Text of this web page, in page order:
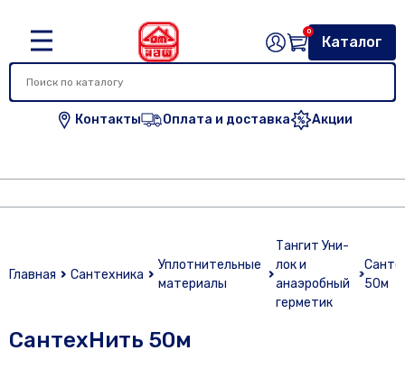
Контакты Оплата и доставка Акции
Каталог
0
Главная Сантехника
Уплотнительные
материалы
Тангит Уни-
лок и
анаэробный
герметик
50м
СантехНить 50м